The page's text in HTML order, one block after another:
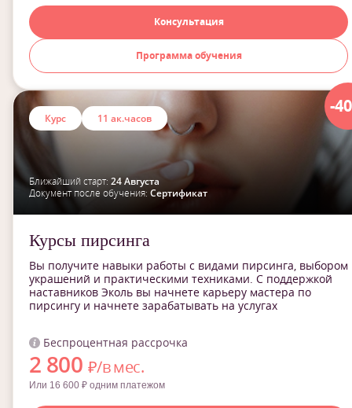
Консультация
Программа обучения
-
Курс 11 ак.часов
Ближайший старт: 24 Августа
Документ после обучения: Сертификат
Курсы пирсинга
Вы получите навыки работы с видами пирсинга, выбором
украшений и практическими техниками. С поддержкой
наставников Эколь вы начнете карьеру мастера по
пирсингу и начнете зарабатывать на услугах
Беспроцентная рассрочка
2 800 ₽/в мес.
Или 16 600 ₽ одним платежом